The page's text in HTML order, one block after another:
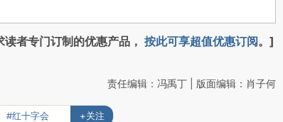
者专门订制的优惠产品， 按此可享超值优惠订阅。]
责任编辑：冯禹丁 | 版面编辑：肖子何
#红十字会 +关注